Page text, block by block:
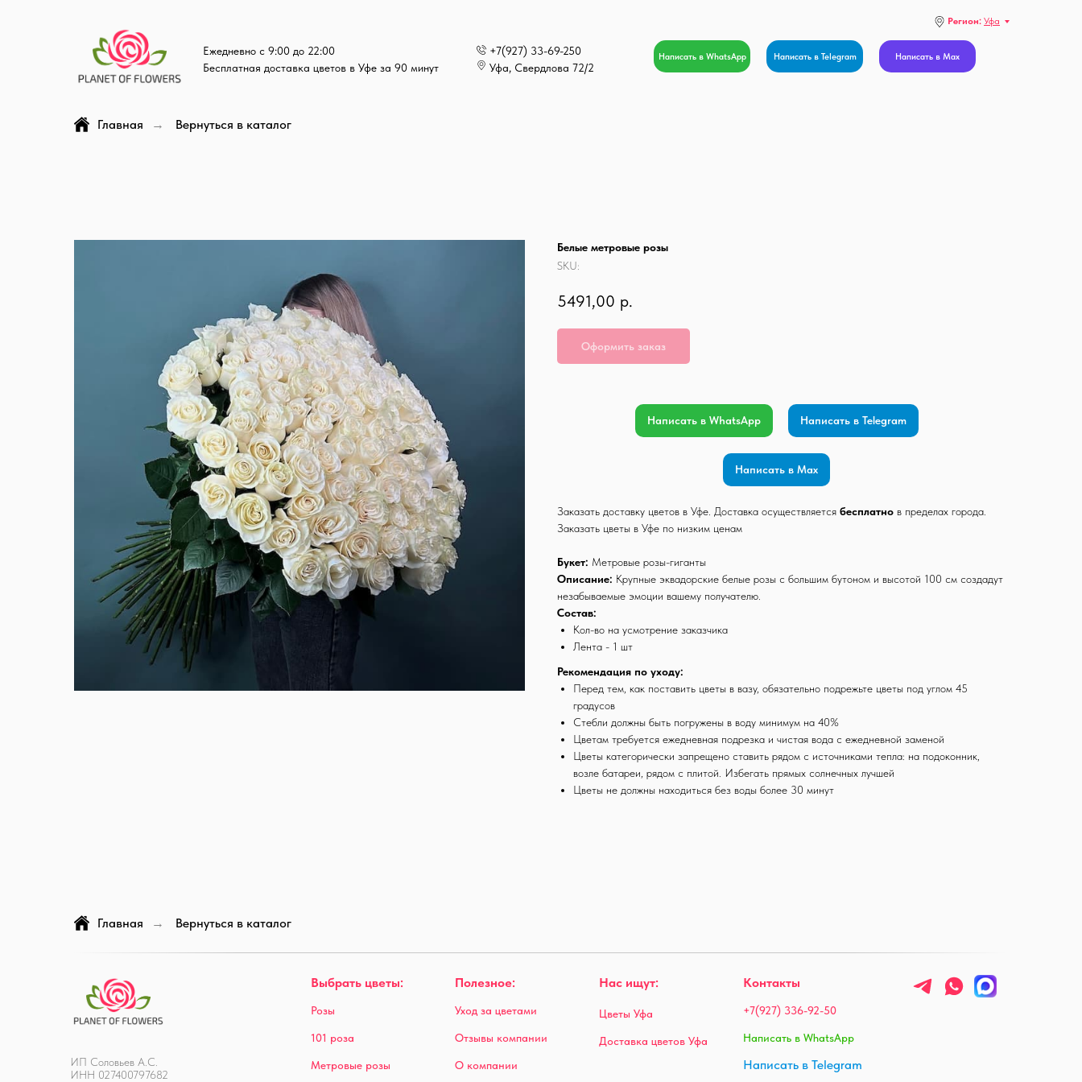
Написать в WhatsApp Написать в Telegram Написать в Max
+7(927) 33-69-250
Уфа, Свердлова 72/2
Ежедневно с 9:00 до 22:00
Бесплатная доставка цветов в Уфе за 90 минут
Регион: Уфа
Главная → Вернуться в каталог
Белые метровые розы
SKU:
5491,00 р.
Оформить заказ
Написать в WhatsApp Написать в Telegram
Написать в Max
Заказать доставку цветов в Уфе. Доставка осуществляется бесплатно в пределах города.
Заказать цветы в Уфе по низким ценам
Букет: Метровые розы-гиганты
Описание: Крупные эквадорские белые розы с большим бутоном и высотой 100 см создадут
незабываемые эмоции вашему получателю.
Состав:
Кол-во на усмотрение заказчика
Лента - 1 шт
Рекомендация по уходу:
Перед тем, как поставить цветы в вазу, обязательно подрежьте цветы под углом 45
градусов
Стебли должны быть погружены в воду минимум на 40%
Цветам требуется ежедневная подрезка и чистая вода с ежедневной заменой
Цветы категорически запрещено ставить рядом с источниками тепла: на подоконник,
возле батареи, рядом с плитой. Избегать прямых солнечных лучшей
Цветы не должны находиться без воды более 30 минут
Главная → Вернуться в каталог
ИП Соловьев А.С.
ИНН 027400797682
Выбрать цветы:
Розы
101 роза
Метровые розы
Полезное:
Уход за цветами
Отзывы компании
О компании
Нас ищут:
Цветы Уфа
Доставка цветов Уфа
Контакты
+7(927) 336-92-50
Написать в WhatsApp
Написать в Telegram